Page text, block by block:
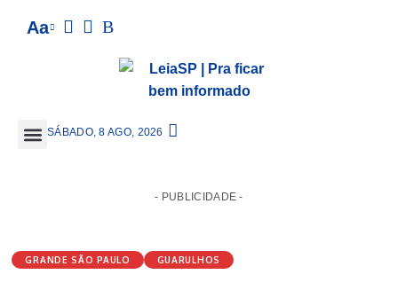
Aa
SÁBADO, 8 AGO, 2026
- PUBLICIDADE -
GRANDE SÃO PAULO GUARULHOS